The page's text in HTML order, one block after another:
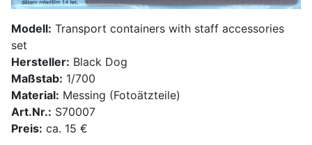
Modell: Transport containers with staff accessories
set
Hersteller: Black Dog
Maßstab: 1/700
Material: Messing (Fotoätzteile)
Art.Nr.: S70007
Preis: ca. 15 €